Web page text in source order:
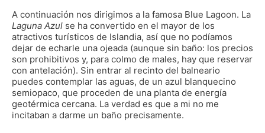
A continuación nos dirigimos a la famosa Blue Lagoon. La
Laguna Azul se ha convertido en el mayor de los
atractivos turísticos de Islandia, así que no podíamos
dejar de echarle una ojeada (aunque sin baño: los precios
son prohibitivos y, para colmo de males, hay que reservar
con antelación). Sin entrar al recinto del balneario
puedes contemplar las aguas, de un azul blanquecino
semiopaco, que proceden de una planta de energía
geotérmica cercana. La verdad es que a mi no me
incitaban a darme un baño precisamente.